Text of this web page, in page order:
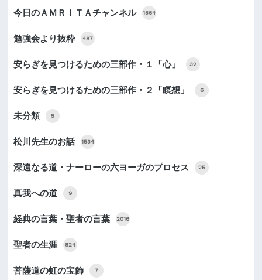
今日のＡＭＲＩＴＡチャンネル 1564
勉強会より抜粋 487
安らぎを見つけるための三部作・１「心」 32
安らぎを見つけるための三部作・２「瞑想」 6
未分類 5
松川先生のお話 1534
深遠なる道・ナーローの六ヨーガのプロセス 25
真我への道 9
経典の言葉・聖者の言葉 2016
聖者の生涯 824
菩薩道の虹の宝飾 7